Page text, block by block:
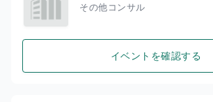
その他コンサル
イベントを確認する